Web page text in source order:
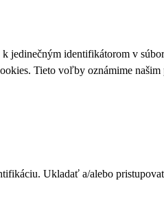
identifikátorom v
. Tieto voľby oznámime našim
Ukladať a/alebo